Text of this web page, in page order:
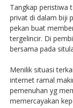
Tangkap peristiwa
privat di dalam biji
pekan buat
tergelincir. Di
bersama pada
Menilik situasi
internet ramal
pemenuhan yg
memercayakan